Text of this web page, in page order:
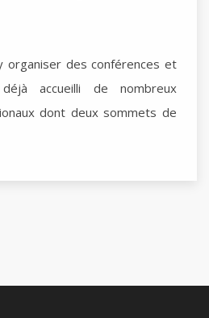
organiser des conférences et
accueilli de nombreux
dont deux sommets de